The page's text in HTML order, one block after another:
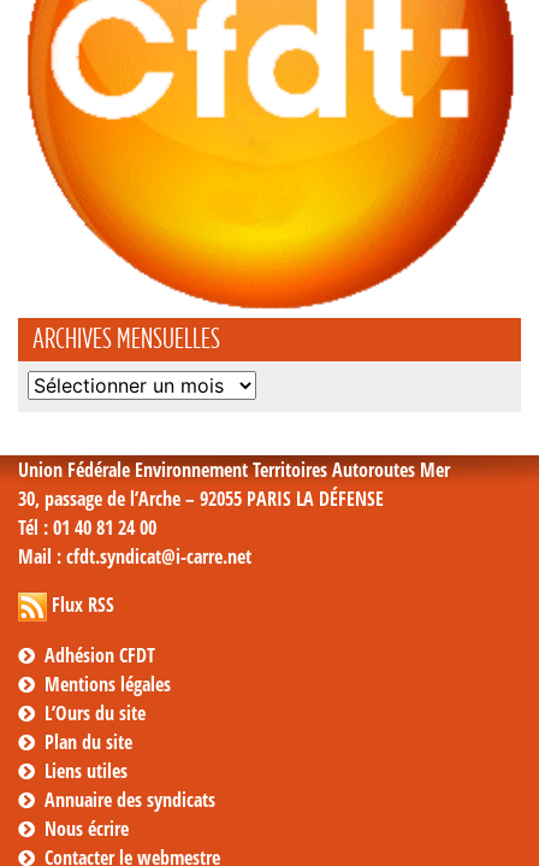
ARCHIVES MENSUELLES
Archives
Union Fédérale Environnement Territoires Autoroutes Mer
30, passage de l’Arche – 92055 PARIS LA DÉFENSE
Tél : 01 40 81 24 00
Mail : cfdt.syndicat@i-carre.net
Flux RSS
Adhésion CFDT
Mentions légales
L’Ours du site
Plan du site
Liens utiles
Annuaire des syndicats
Nous écrire
Contacter le webmestre